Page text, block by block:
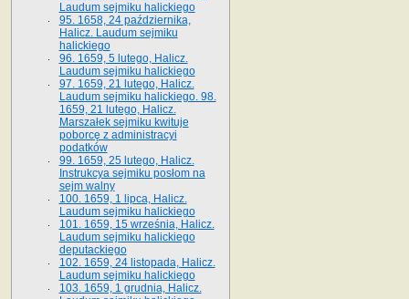
Laudum sejmiku halickiego
95. 1658, 24 października,
Halicz. Laudum sejmiku
halickiego
96. 1659, 5 lutego, Halicz.
Laudum sejmiku halickiego
97. 1659, 21 lutego, Halicz.
Laudum sejmiku halickiego. 98.
1659, 21 lutego, Halicz.
Marszałek sejmiku kwituje
poborcę z administracyi
podatków
99. 1659, 25 lutego, Halicz.
Instrukcya sejmiku posłom na
sejm walny
100. 1659, 1 lipca, Halicz.
Laudum sejmiku halickiego
101. 1659, 15 września, Halicz.
Laudum sejmiku halickiego
deputackiego
102. 1659, 24 listopada, Halicz.
Laudum sejmiku halickiego
103. 1659, 1 grudnia, Halicz.